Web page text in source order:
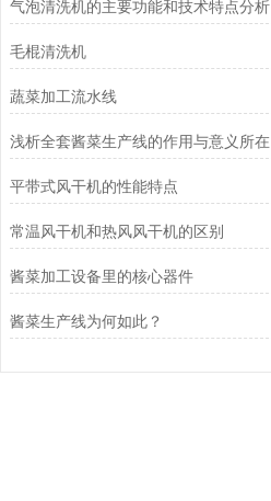
气泡清洗机的主要功能和技术特点分析
毛棍清洗机
蔬菜加工流水线
浅析全套酱菜生产线的作用与意义所在
平带式风干机的性能特点
常温风干机和热风风干机的区别
酱菜加工设备里的核心器件
酱菜生产线为何如此？